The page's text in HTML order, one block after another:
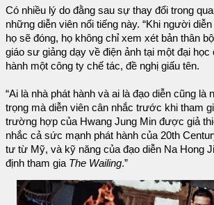
Có nhiều lý do đằng sau sự thay đổi trong
những diễn viên nổi tiếng này. “Khi người
họ sẽ đóng, họ không chỉ xem xét bản thân
giáo sư giảng dạy về điện ảnh tại một đại học
hành một công ty chế tác, đề nghị giấu tên.
“Ai là nhà phát hành và ai là đạo diễn cũng là
trọng mà diễn viên cân nhắc trước khi tham
trường hợp của Hwang Jung Min được giả
nhắc cả sức mạnh phát hành của 20th
tư từ Mỹ, và kỹ năng của đạo diễn Na Hong
định tham gia The Wailing.”